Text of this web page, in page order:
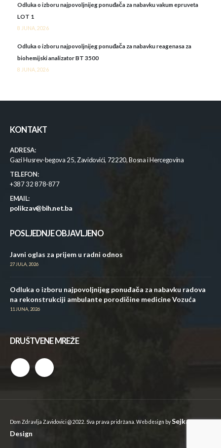
Odluka o izboru najpovoljnijeg ponuđača za nabavku vakum epruveta
LOT 1
8 JUNA, 2026
Odluka o izboru najpovoljnijeg ponuđača za nabavku reagenasa za
biohemijski analizator BT 3500
8 JUNA, 2026
KONTAKT
ADRESA:
Gazi Husrev-begova 25, Zavidovići, 72220, Bosna i Hercegovina
TELEFON:
+387 32 878-877
EMAIL:
polikzav@bih.net.ba
POSLJEDNJE OBJAVLJENO
Javni oglas za prijem u radni odnos
27 JULA, 2026
Odluka o izboru najpovoljnijeg ponuđača za nabavku radova
na rekonstrukciji ambulante porodičine medicine Vozuća
11 JUNA, 2026
DRUŠTVENE MREŽE
Dom Zdravlja Zavidovici @ 2022. Sva prava pridržana. Web design bySejkan
Design